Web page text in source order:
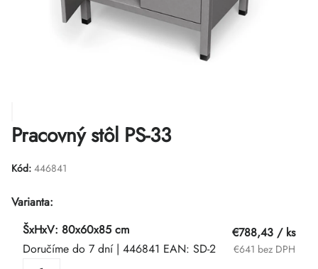
Pracovný stôl PS-33
Kód: 446841
Varianta:
ŠxHxV: 80x60x85 cm
Doručíme do 7 dní | 446841 EAN: SD-2
€788,43 / ks
€641 bez DPH